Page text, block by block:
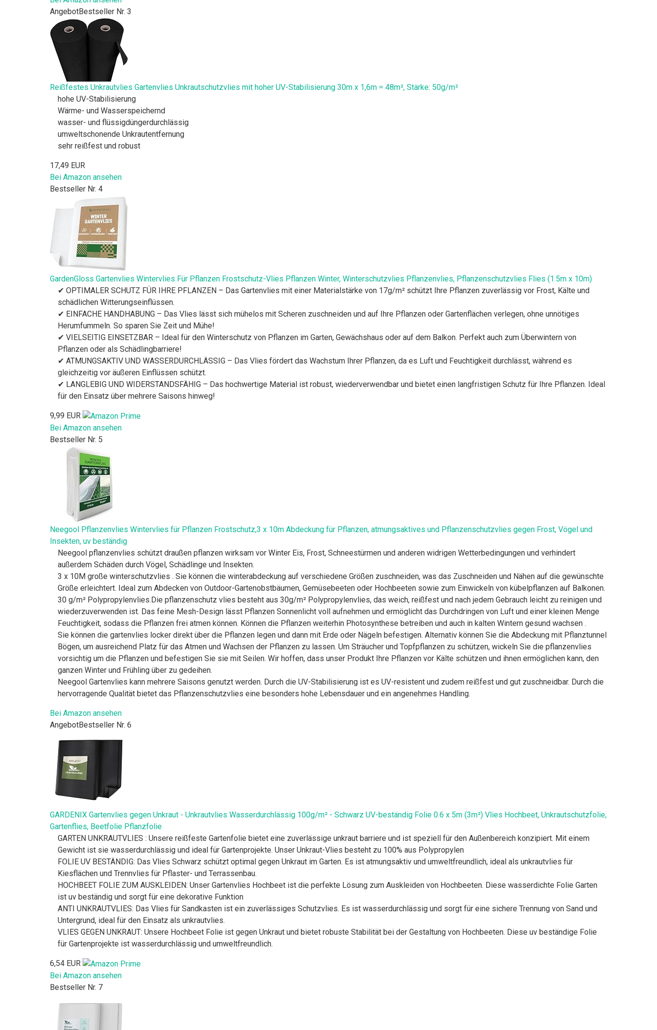
AngebotBestseller Nr. 3
Reißfestes Unkrautvlies Gartenvlies Unkrautschutzvlies mit hoher UV-Stabilisierung 30m x 1,6m = 48m², Stärke: 50g/m²
hohe UV-Stabilisierung
Wärme- und Wasserspeichernd
wasser- und flüssigdüngerdurchlässig
umweltschonende Unkrautentfernung
sehr reißfest und robust
17,49 EUR
Bei Amazon ansehen
Bestseller Nr. 4
GardenGloss Gartenvlies Wintervlies Für Pflanzen Frostschutz-Vlies Pflanzen Winter, Winterschutzvlies Pflanzenvlies, Pflanzenschutzvlies Flies (1.5m x 10m)
✔ OPTIMALER SCHUTZ FÜR IHRE PFLANZEN – Das Gartenvlies mit einer Materialstärke von 17g/m² schützt Ihre Pflanzen zuverlässig vor Frost, Kälte und
schädlichen Witterungseinflüssen.
✔ EINFACHE HANDHABUNG – Das Vlies lässt sich mühelos mit Scheren zuschneiden und auf Ihre Pflanzen oder Gartenflächen verlegen, ohne unnötiges
Herumfummeln. So sparen Sie Zeit und Mühe!
✔ VIELSEITIG EINSETZBAR – Ideal für den Winterschutz von Pflanzen im Garten, Gewächshaus oder auf dem Balkon. Perfekt auch zum Überwintern von
Pflanzen oder als Schädlingbarriere!
✔ ATMUNGSAKTIV UND WASSERDURCHLÄSSIG – Das Vlies fördert das Wachstum Ihrer Pflanzen, da es Luft und Feuchtigkeit durchlässt, während es
gleichzeitig vor äußeren Einflüssen schützt.
✔ LANGLEBIG UND WIDERSTANDSFÄHIG – Das hochwertige Material ist robust, wiederverwendbar und bietet einen langfristigen Schutz für Ihre Pflanzen. Ideal
für den Einsatz über mehrere Saisons hinweg!
9,99 EUR
Bei Amazon ansehen
Bestseller Nr. 5
Neegool Pflanzenvlies Wintervlies für Pflanzen Frostschutz,3 x 10m Abdeckung für Pflanzen, atmungsaktives und Pflanzenschutzvlies gegen Frost, Vögel und
Insekten, uv beständig
Neegool pflanzenvlies schützt draußen pflanzen wirksam vor Winter Eis, Frost, Schneestürmen und anderen widrigen Wetterbedingungen und verhindert
außerdem Schäden durch Vögel, Schädlinge und Insekten.
3 x 10M große winterschutzvlies . Sie können die winterabdeckung auf verschiedene Größen zuschneiden, was das Zuschneiden und Nähen auf die gewünschte
Größe erleichtert. Ideal zum Abdecken von Outdoor-Gartenobstbäumen, Gemüsebeeten oder Hochbeeten sowie zum Einwickeln von kübelpflanzen auf Balkonen.
30 g/m² Polypropylenvlies.Die pflanzenschutz vlies besteht aus 30g/m² Polypropylenvlies, das weich, reißfest und nach jedem Gebrauch leicht zu reinigen und
wiederzuverwenden ist. Das feine Mesh-Design lässt Pflanzen Sonnenlicht voll aufnehmen und ermöglicht das Durchdringen von Luft und einer kleinen Menge
Feuchtigkeit, sodass die Pflanzen frei atmen können. Können die Pflanzen weiterhin Photosynthese betreiben und auch in kalten Wintern gesund wachsen .
Sie können die gartenvlies locker direkt über die Pflanzen legen und dann mit Erde oder Nägeln befestigen. Alternativ können Sie die Abdeckung mit Pflanztunnel
Bögen, um ausreichend Platz für das Atmen und Wachsen der Pflanzen zu lassen. Um Sträucher und Topfpflanzen zu schützen, wickeln Sie die pflanzenvlies
vorsichtig um die Pflanzen und befestigen Sie sie mit Seilen. Wir hoffen, dass unser Produkt Ihre Pflanzen vor Kälte schützen und ihnen ermöglichen kann, den
ganzen Winter und Frühling über zu gedeihen.
Neegool Gartenvlies kann mehrere Saisons genutzt werden. Durch die UV-Stabilisierung ist es UV-resistent und zudem reißfest und gut zuschneidbar. Durch die
hervorragende Qualität bietet das Pflanzenschutzvlies eine besonders hohe Lebensdauer und ein angenehmes Handling.
Bei Amazon ansehen
AngebotBestseller Nr. 6
GARDENIX Gartenvlies gegen Unkraut - Unkrautvlies Wasserdurchlässig 100g/m² - Schwarz UV-beständig Folie 0.6 x 5m (3m²) Vlies Hochbeet, Unkrautschutzfolie,
Gartenflies, Beetfolie Pflanzfolie
GARTEN UNKRAUTVLIES : Unsere reißfeste Gartenfolie bietet eine zuverlässige unkraut barriere und ist speziell für den Außenbereich konzipiert. Mit einem
Gewicht ist sie wasserdurchlässig und ideal für Gartenprojekte. Unser Unkraut-Vlies besteht zu 100% aus Polypropylen
FOLIE UV BESTÄNDIG: Das Vlies Schwarz schützt optimal gegen Unkraut im Garten. Es ist atmungsaktiv und umweltfreundlich, ideal als unkrautvlies für
Kiesflächen und Trennvlies für Pflaster- und Terrassenbau.
HOCHBEET FOLIE ZUM AUSKLEIDEN: Unser Gartenvlies Hochbeet ist die perfekte Lösung zum Auskleiden von Hochbeeten. Diese wasserdichte Folie Garten
ist uv beständig und sorgt für eine dekorative Funktion
ANTI UNKRAUTVLIES: Das Vlies für Sandkasten ist ein zuverlässiges Schutzvlies. Es ist wasserdurchlässig und sorgt für eine sichere Trennung von Sand und
Untergrund, ideal für den Einsatz als unkrautvlies.
VLIES GEGEN UNKRAUT: Unsere Hochbeet Folie ist gegen Unkraut und bietet robuste Stabilität bei der Gestaltung von Hochbeeten. Diese uv beständige Folie
für Gartenprojekte ist wasserdurchlässig und umweltfreundlich.
6,54 EUR
Bei Amazon ansehen
Bestseller Nr. 7